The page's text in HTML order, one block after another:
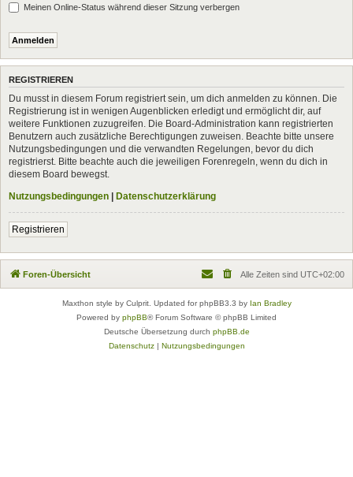
Meinen Online-Status während dieser Sitzung verbergen
REGISTRIEREN
Du musst in diesem Forum registriert sein, um dich anmelden zu können. Die
Registrierung ist in wenigen Augenblicken erledigt und ermöglicht dir, auf
weitere Funktionen zuzugreifen. Die Board-Administration kann registrierten
Benutzern auch zusätzliche Berechtigungen zuweisen. Beachte bitte unsere
Nutzungsbedingungen und die verwandten Regelungen, bevor du dich
registrierst. Bitte beachte auch die jeweiligen Forenregeln, wenn du dich in
diesem Board bewegst.
Nutzungsbedingungen | Datenschutzerklärung
Registrieren
Foren-Übersicht Alle Zeiten sind UTC+02:00
Maxthon style by Culprit. Updated for phpBB3.3 by Ian Bradley
Powered by phpBB® Forum Software © phpBB Limited
Deutsche Übersetzung durch phpBB.de
Datenschutz| Nutzungsbedingungen